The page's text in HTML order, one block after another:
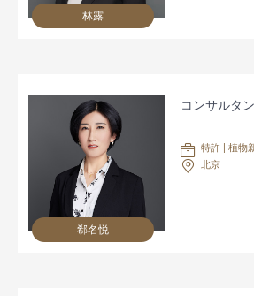
林露
郗名悦
コンサルタ
特許 | 植物
北京